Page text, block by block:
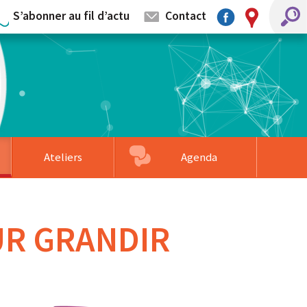
S’abonner au fil d’actu Contact
Ateliers Agenda
GRANDIR